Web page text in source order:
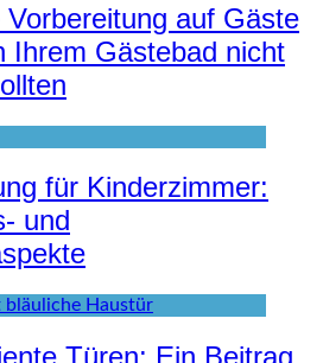
Vorbereitung auf Gäste
Ihrem Gästebad nicht
für Kinderzimmer:
und